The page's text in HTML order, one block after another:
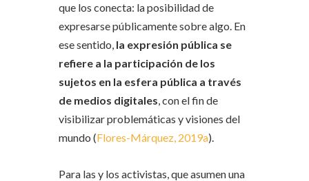
que los conecta: la posibilidad de
expresarse públicamente sobre algo. En
ese sentido, la expresión pública se
refiere a la participación de los
sujetos en la esfera pública a través
de medios digitales, con el fin de
visibilizar problemáticas y visiones del
mundo (Flores-Márquez, 2019a).
Para las y los activistas, que asumen una